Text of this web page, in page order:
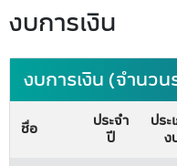
งบการเงิน
งบการเงิน (จำนว
ชื่อ
ประจำ
ปี
ประ
ง